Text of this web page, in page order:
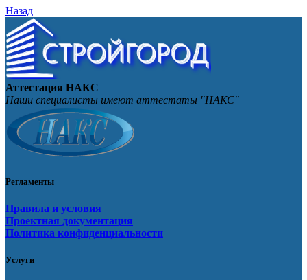
Назад
Аттестация НАКС
Наши специалисты имеют аттестаты "НАКС"
Регламенты
Правила и условия
Проектная документация
Политика конфиденциальности
Услуги